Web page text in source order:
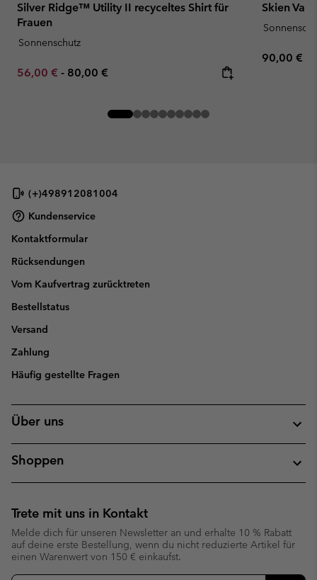
Silver Ridge™ Utility II recyceltes Shirt für
Frauen
Sonnenschutz
Minimum sale price:
56,00 € - Maximum price:
80,00 €
Skien
Regular
90,00 €
(+)498912081004
Kundenservice
Kontaktformular
Rücksendungen
Vom Kaufvertrag zurücktreten
Bestellstatus
Versand
Zahlung
Häufig gestellte Fragen
Über uns
Shoppen
Trete mit uns in Kontakt
Melde dich für unseren Newsletter an und erhalte 10 % Rabatt
auf deine erste Bestellung, wenn du nicht reduzierte Artikel für
einen Warenwert von 150 € einkaufst.